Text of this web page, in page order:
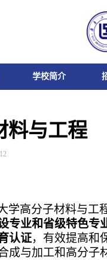
学校简介
料与工程
学高分子材料与工
专业和省级特色专
认证，有效提高和
成与加工和高分子